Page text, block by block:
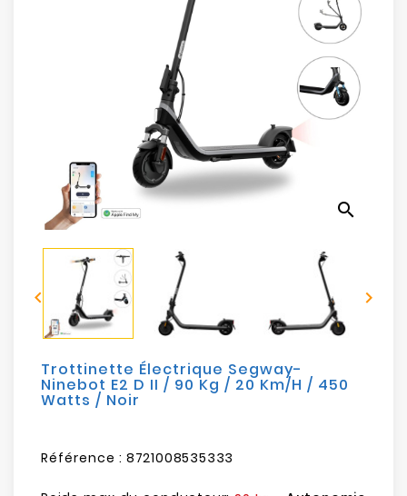
Bureautique
Réseau
Sécurité
Mobilités
Loisirs
search
 
Trottinette Électrique Segway-
Ninebot E2 D II / 90 Kg / 20 Km/h / 450
Watts / Noir
Référence : 8721008535333